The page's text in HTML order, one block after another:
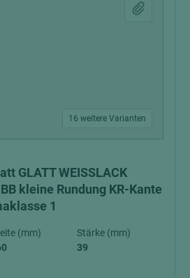
16 weitere Varianten
GLATT WEISSLACK
kleine Rundung KR-Kante
1
(mm)
Stärke (mm)
39